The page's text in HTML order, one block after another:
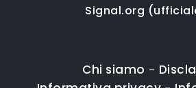
Signal.org
Chi siamo -